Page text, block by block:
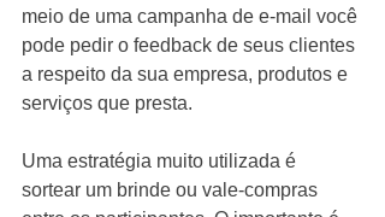
meio de uma campanha de e-mail você
pode pedir o feedback de seus clientes
a respeito da sua empresa, produtos e
serviços que presta.
Uma estratégia muito utilizada é
sortear um brinde ou vale-compras